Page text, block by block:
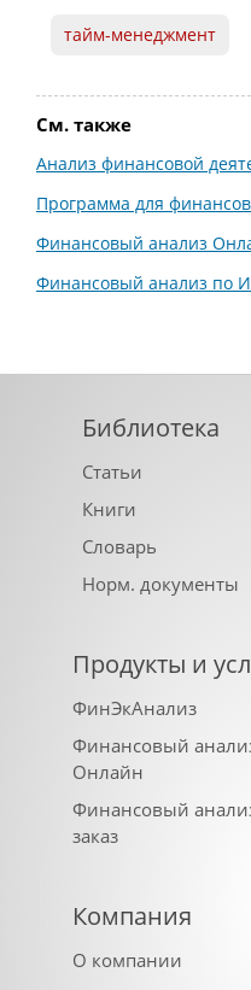
тайм-менеджмент
См. также
Анализ финансовой
Программа для
Финансовый анализ
Финансовый анализ по
Библиотека
Статьи
Книги
Словарь
Норм. документы
Продукты и
ФинЭкАнализ
Финансовый
Онлайн
Финансовый
заказ
Компания
О компании